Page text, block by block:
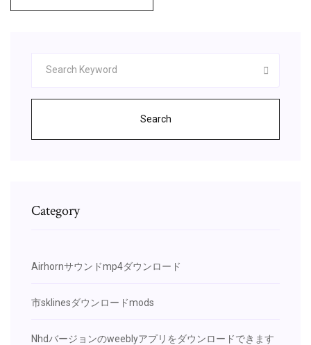
Search
Category
Airhornサウンドmp4ダウンロード
市sklinesダウンロードmods
Nhdバージョンのweeblyアプリをダウンロードできます